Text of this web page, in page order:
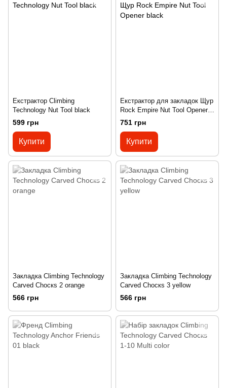
Екстрактор Climbing
Technology Nut Tool black
599 грн
Купити
Екстрактор для закладок Щур
Rock Empire Nut Tool Opener
black
751 грн
Купити
Закладка Climbing Technology
Carved Сһоскѕ 2 orange
566 грн
Закладка Climbing Technology
Carved Сһоскѕ 3 yellow
566 грн